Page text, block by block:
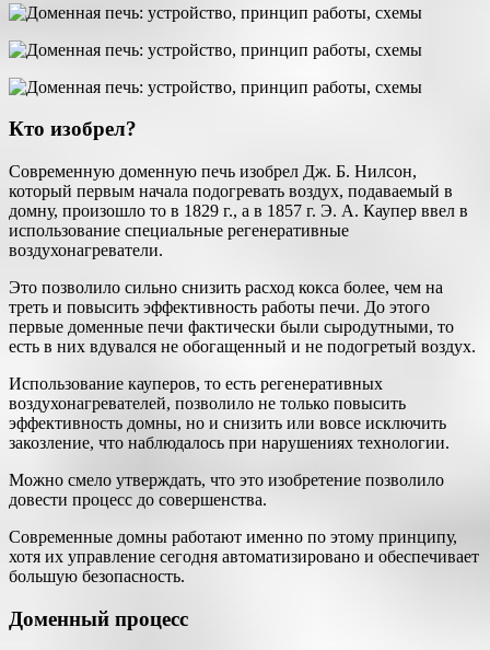
Кто изобрел?
Современную доменную печь изобрел Дж. Б. Нилсон,
который первым начала подогревать воздух, подаваемый в
домну, произошло то в 1829 г., а в 1857 г. Э. А. Каупер ввел в
использование специальные регенеративные
воздухонагреватели.
Это позволило сильно снизить расход кокса более, чем на
треть и повысить эффективность работы печи. До этого
первые доменные печи фактически были сыродутными, то
есть в них вдувался не обогащенный и не подогретый воздух.
Использование кауперов, то есть регенеративных
воздухонагревателей, позволило не только повысить
эффективность домны, но и снизить или вовсе исключить
закозление, что наблюдалось при нарушениях технологии.
Можно смело утверждать, что это изобретение позволило
довести процесс до совершенства.
Современные домны работают именно по этому принципу,
хотя их управление сегодня автоматизировано и обеспечивает
большую безопасность.
Доменный процесс